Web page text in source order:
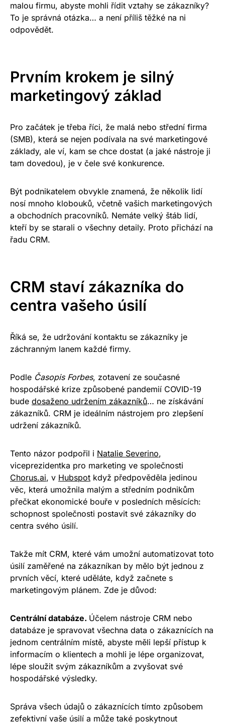
malou firmu, abyste mohli řídit vztahy se zákazníky?
To je správná otázka… a není příliš těžké na ni
odpovědět.
Prvním krokem je silný
marketingový základ
Pro začátek je třeba říci, že malá nebo střední firma
(SMB), která se nejen podívala na své marketingové
základy, ale ví, kam se chce dostat (a jaké nástroje ji
tam dovedou), je v čele své konkurence.
Být podnikatelem obvykle znamená, že několik lidí
nosí mnoho klobouků, včetně vašich marketingových
a obchodních pracovníků. Nemáte velký štáb lidí,
kteří by se starali o všechny detaily. Proto přichází na
řadu CRM.
CRM staví zákazníka do
centra vašeho úsilí
Říká se, že udržování kontaktu se zákazníky je
záchranným lanem každé firmy.
Podle Časopis Forbes, zotavení ze současné
hospodářské krize způsobené pandemií COVID-19
bude dosaženo udržením zákazníků… ne získávání
zákazníků. CRM je ideálním nástrojem pro zlepšení
udržení zákazníků.
Tento názor podpořil i Natalie Severino,
viceprezidentka pro marketing ve společnosti
Chorus.ai, v Hubspot když předpověděla jedinou
věc, která umožnila malým a středním podnikům
přečkat ekonomické bouře v posledních měsících:
schopnost společnosti postavit své zákazníky do
centra svého úsilí.
Takže mít CRM, které vám umožní automatizovat toto
úsilí zaměřené na zákazníkan by mělo být jednou z
prvních věcí, které uděláte, když začnete s
marketingovým plánem. Zde je důvod:
Centrální databáze. Účelem nástroje CRM nebo
databáze je spravovat všechna data o zákaznících na
jednom centrálním místě, abyste měli lepší přístup k
informacím o klientech a mohli je lépe organizovat,
lépe sloužit svým zákazníkům a zvyšovat své
hospodářské výsledky.
Správa všech údajů o zákaznících tímto způsobem
zefektivní vaše úsilí a může také poskytnout